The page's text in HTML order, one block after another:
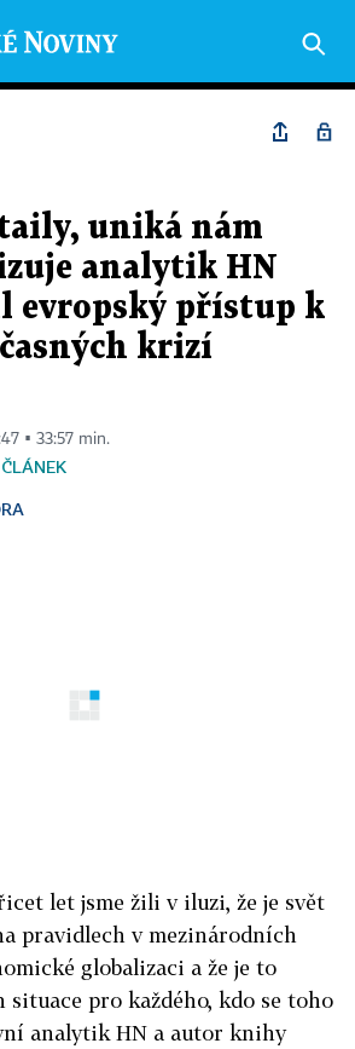
uniká nám
analytik HN
evropský přístup k
krizí
▪ 33:57 min.
let jsme žili v iluzi, že je svět
pravidlech v mezinárodních
globalizaci a že je to
pro každého, kdo se toho
analytik HN a autor knihy